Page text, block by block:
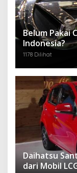
Belum Pakai
Indonesia?
1178 Dilihat
Daihatsu
dari Mobil